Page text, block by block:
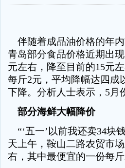
伴随着成品油价格的年
青岛部分食品价格近期出
元左右，降至目前的15元
每斤2元，平均降幅达四成
下降。分析人士表示，5月
部分海鲜大幅降价
“‘五一’以前我还卖34块
天上午，鞍山二路农贸市
右，其中最便宜的一份每斤